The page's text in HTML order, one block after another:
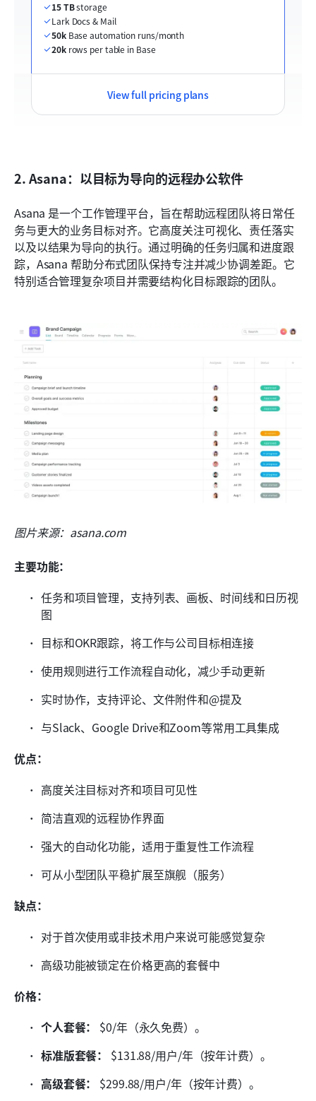
15 TB storage
Lark Docs & Mail
50k Base automation runs/month
20k rows per table in Base
View full pricing plans
2. Asana：以目标为导向的远程办公软件
Asana 是一个工作管理平台，旨在帮助远程团队将日常任
务与更大的业务目标对齐。它高度关注可视化、责任落实
以及以结果为导向的执行。通过明确的任务归属和进度跟
踪，Asana 帮助分布式团队保持专注并减少协调差距。它
特别适合管理复杂项目并需要结构化目标跟踪的团队。
图片来源：asana.com
主要功能：
任务和项目管理，支持列表、画板、时间线和日历视
图
目标和OKR跟踪，将工作与公司目标相连接
使用规则进行工作流程自动化，减少手动更新
实时协作，支持评论、文件附件和@提及
与Slack、Google Drive和Zoom等常用工具集成
优点：
高度关注目标对齐和项目可见性
简洁直观的远程协作界面
强大的自动化功能，适用于重复性工作流程
可从小型团队平稳扩展至旗舰（服务）
缺点：
对于首次使用或非技术用户来说可能感觉复杂
高级功能被锁定在价格更高的套餐中
价格：
个人套餐：
$0/年（永久免费）。
标准版套餐：
$131.88/用户/年（按年计费）。
高级套餐：
$299.88/用户/年（按年计费）。